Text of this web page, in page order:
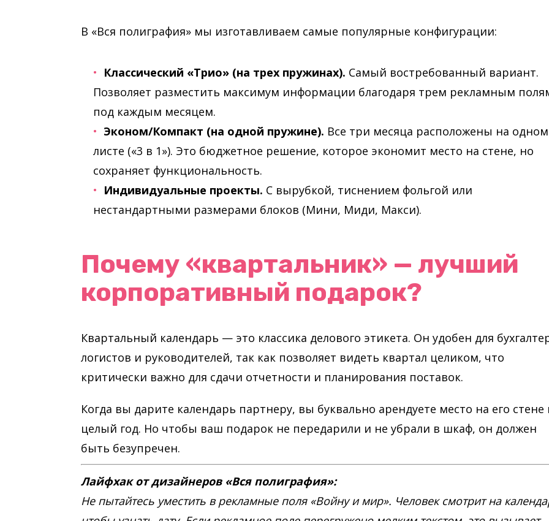
В «Вся полиграфия» мы изготавливаем самые популярные конфигурации:
Классический «Трио» (на трех пружинах). Самый востребованный вариант.
Позволяет разместить максимум информации благодаря трем рекламным
под каждым месяцем.
Эконом/Компакт (на одной пружине). Все три месяца расположены на одном
листе («3 в 1»). Это бюджетное решение, которое экономит место на стене, но
сохраняет функциональность.
Индивидуальные проекты. С вырубкой, тиснением фольгой или
нестандартными размерами блоков (Мини, Миди, Макси).
Почему «квартальник» — лучший
корпоративный подарок?
Квартальный календарь — это классика делового этикета. Он удобен для
логистов и руководителей, так как позволяет видеть квартал целиком, что
критически важно для сдачи отчетности и планирования поставок.
Когда вы дарите календарь партнеру, вы буквально арендуете место на его стене
целый год. Но чтобы ваш подарок не передарили и не убрали в шкаф, он должен
быть безупречен.
Лайфхак от дизайнеров «Вся полиграфия»:
Не пытайтесь уместить в рекламные поля «Войну и мир». Человек смотрит на